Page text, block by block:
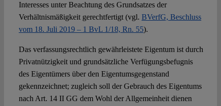
Interesses unter Beachtung des Grundsatzes der
Verhältnismäßigkeit gerechtfertigt (vgl. BVerfG, Beschluss
vom 18. Juli 2019 – 1 BvL 1/18, Rn. 55).
Das verfassungsrechtlich gewährleistete Eigentum ist durch
Privatnützigkeit und grundsätzliche Verfügungsbefugnis
des Eigentümers über den Eigentumsgegenstand
gekennzeichnet; zugleich soll der Gebrauch des Eigentums
nach Art. 14 II GG dem Wohl der Allgemeinheit dienen